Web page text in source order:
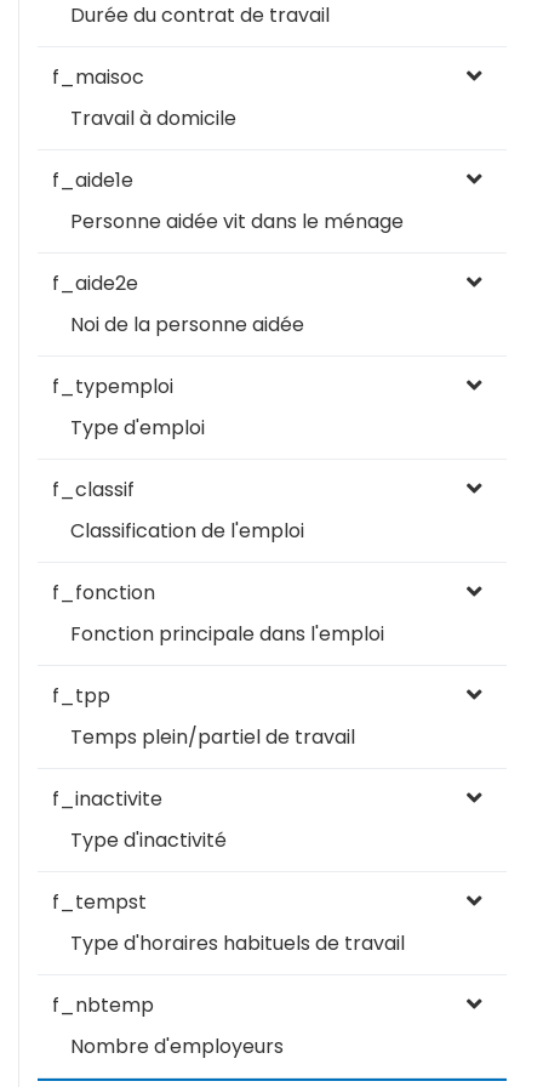
Durée du contrat de travail
f_maisoc
Travail à domicile
f_aide1e
Personne aidée vit dans le ménage
f_aide2e
Noi de la personne aidée
f_typemploi
Type d'emploi
f_classif
Classification de l'emploi
f_fonction
Fonction principale dans l'emploi
f_tpp
Temps plein/partiel de travail
f_inactivite
Type d'inactivité
f_tempst
Type d'horaires habituels de travail
f_nbtemp
Nombre d'employeurs